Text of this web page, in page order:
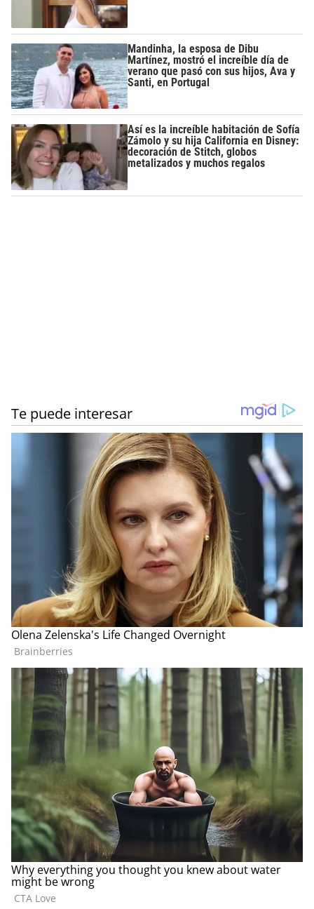
Mandinha, la esposa de Dibu
Martínez, mostró el increíble día de
verano que pasó con sus hijos, Ava y
Santi, en Portugal
Así es la increíble habitación de Sofía
Zámolo y su hija California en Disney:
decoración de Stitch, globos
metalizados y muchos regalos